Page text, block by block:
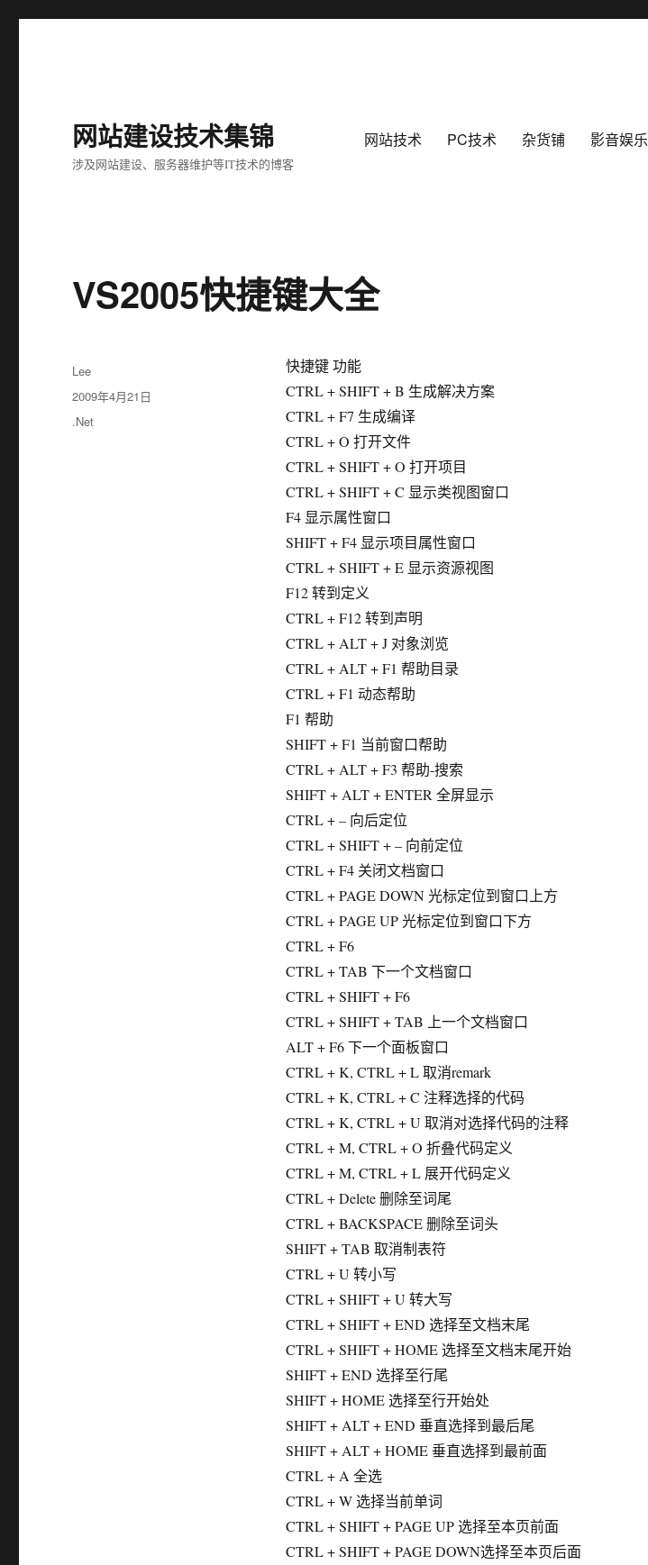
网站建设技术集锦
涉及网站建设、服务器维护等IT技术的博客
网站技术 PC技术 杂货铺 影音娱乐
VS2005快捷键大全
快捷键 功能
CTRL + SHIFT + B 生成解决方案
CTRL + F7 生成编译
CTRL + O 打开文件
CTRL + SHIFT + O 打开项目
CTRL + SHIFT + C 显示类视图窗口
F4 显示属性窗口
SHIFT + F4 显示项目属性窗口
CTRL + SHIFT + E 显示资源视图
F12 转到定义
CTRL + F12 转到声明
CTRL + ALT + J 对象浏览
CTRL + ALT + F1 帮助目录
CTRL + F1 动态帮助
F1 帮助
SHIFT + F1 当前窗口帮助
CTRL + ALT + F3 帮助-搜索
SHIFT + ALT + ENTER 全屏显示
CTRL + – 向后定位
CTRL + SHIFT + – 向前定位
CTRL + F4 关闭文档窗口
CTRL + PAGE DOWN 光标定位到窗口上方
CTRL + PAGE UP 光标定位到窗口下方
CTRL + F6
CTRL + TAB 下一个文档窗口
CTRL + SHIFT + F6
CTRL + SHIFT + TAB 上一个文档窗口
ALT + F6 下一个面板窗口
CTRL + K, CTRL + L 取消remark
CTRL + K, CTRL + C 注释选择的代码
CTRL + K, CTRL + U 取消对选择代码的注释
CTRL + M, CTRL + O 折叠代码定义
CTRL + M, CTRL + L 展开代码定义
CTRL + Delete 删除至词尾
CTRL + BACKSPACE 删除至词头
SHIFT + TAB 取消制表符
CTRL + U 转小写
CTRL + SHIFT + U 转大写
CTRL + SHIFT + END 选择至文档末尾
CTRL + SHIFT + HOME 选择至文档末尾开始
SHIFT + END 选择至行尾
SHIFT + HOME 选择至行开始处
SHIFT + ALT + END 垂直选择到最后尾
SHIFT + ALT + HOME 垂直选择到最前面
CTRL + A 全选
CTRL + W 选择当前单词
CTRL + SHIFT + PAGE UP 选择至本页前面
CTRL + SHIFT + PAGE DOWN选择至本页后面
作
者
Lee
发
布
2009年4月21日
分
.Net